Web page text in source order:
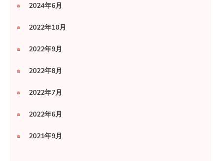
2024年6月
2022年10月
2022年9月
2022年8月
2022年7月
2022年6月
2021年9月